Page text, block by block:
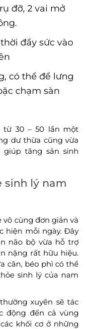
đỡ, 2 vai mở
đẩy sức vào
có thể để lưng
chạm sàn
từ 30 – 50 lần một
dư thừa cũng vừa
tăng sản sinh
sinh lý nam
cùng đơn giản và
hiện mỗi ngày. Đây
não bộ vừa hỗ trợ
nặng rất hữu hiệu.
cân, béo phì có thể
sinh lý của nam
xuyên sẽ tác
động đến cả vùng
khối cơ ở những